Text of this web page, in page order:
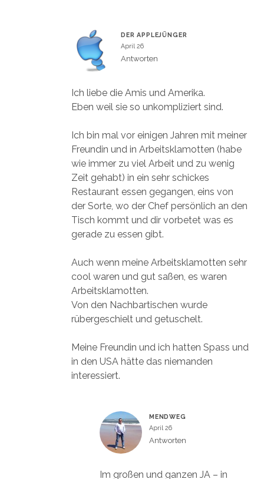
DER APPLEJÜNGER
April 26
Antworten
Ich liebe die Amis und Amerika.
Eben weil sie so unkompliziert sind.
Ich bin mal vor einigen Jahren mit meiner
Freundin und in Arbeitsklamotten (habe
wie immer zu viel Arbeit und zu wenig
Zeit gehabt) in ein sehr schickes
Restaurant essen gegangen, eins von
der Sorte, wo der Chef persönlich an den
Tisch kommt und dir vorbetet was es
gerade zu essen gibt.
Auch wenn meine Arbeitsklamotten sehr
cool waren und gut saßen, es waren
Arbeitsklamotten.
Von den Nachbartischen wurde
rübergeschielt und getuschelt.
Meine Freundin und ich hatten Spass und
in den USA hätte das niemanden
interessiert.
MENDWEG
April 26
Antworten
Im großen und ganzen JA – in